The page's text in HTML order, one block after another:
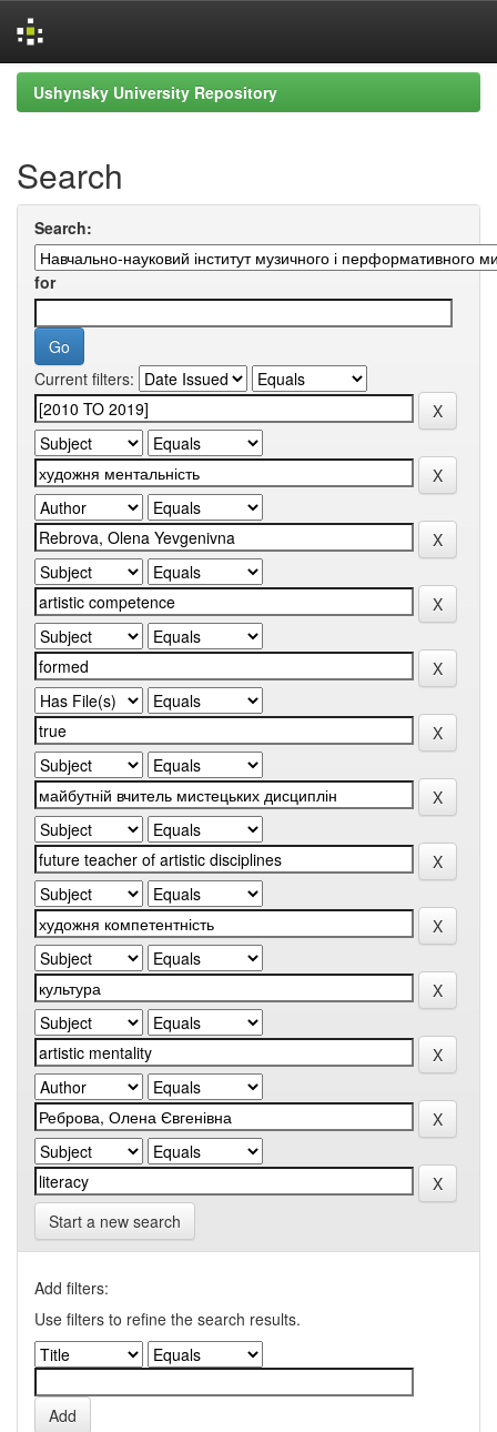
Skip
navigation
Ushynsky University Repository
Search
Search:
for
Current filters:
Start a new search
Add filters:
Use filters to refine the search results.